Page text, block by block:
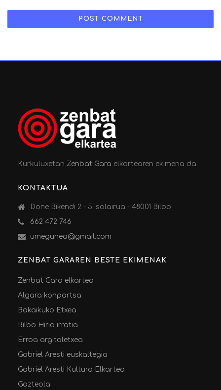
KurkuluxetanZenbat Gara elkartearen ekimena da.
KONTAKTUA
Done Bikendi 2 - 5. solairua - 48001 Bilbo
662 472 746
umegunea@gmail.com
ZENBAT GARAREN BESTE EKIMENAK
Zenbat Gara elkartea
Algara konpartsa
Bakaikuko Etxea
Bilbo Hiria irratia
Erroa argitaletxea
Gabriel Aresti euskaltegia
Gabriel Aresti Kultura Elkartea
Gazteola